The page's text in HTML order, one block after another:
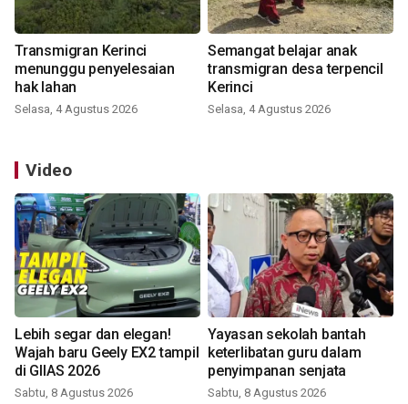
Transmigran Kerinci
menunggu penyelesaian
hak lahan
Selasa, 4 Agustus 2026
Semangat belajar anak
transmigran desa terpencil
Kerinci
Selasa, 4 Agustus 2026
Video
Lebih segar dan elegan!
Wajah baru Geely EX2 tampil
di GIIAS 2026
Sabtu, 8 Agustus 2026
Yayasan sekolah bantah
keterlibatan guru dalam
penyimpanan senjata
Sabtu, 8 Agustus 2026